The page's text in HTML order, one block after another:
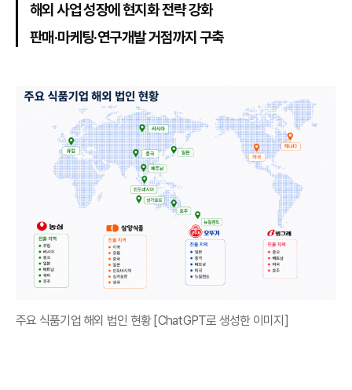
해외 사업 성장에 현지화 전략 강화
판매·마케팅·연구개발 거점까지 구축
주요 식품기업 해외 법인 현황 [ChatGPT로 생성한 이미지]